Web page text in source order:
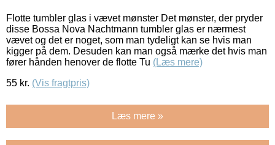
Flotte tumbler glas i vævet mønster Det mønster, der pryder
disse Bossa Nova Nachtmann tumbler glas er nærmest
vævet og det er noget, som man tydeligt kan se hvis man
kigger på dem. Desuden kan man også mærke det hvis man
fører hånden henover de flotte Tu (Læs mere)
55 kr. (Vis fragtpris)
Læs mere »